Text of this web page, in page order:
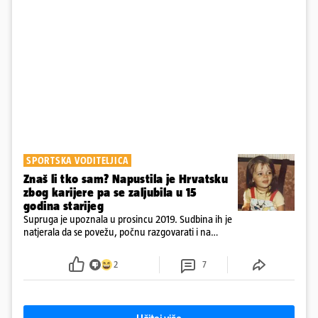
SPORTSKA VODITELJICA
Znaš li tko sam? Napustila je Hrvatsku
zbog karijere pa se zaljubila u 15
godina starijeg
Supruga je upoznala u prosincu 2019. Sudbina ih je
natjerala da se povežu, počnu razgovarati i na
2 7